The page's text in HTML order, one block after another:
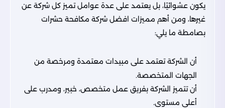
يكون عشوائيًا، بل يعتمد على عدة عوامل تميز كل شركة عن
غيرها، ومن أهم مميزات افضل شركة مكافحة حشرات
بصامطة ما يلي:
أن الشركة تعتمد على مبيدات معتمدة ومرخصة من
الجهات المتخصصة.
أن تتميز الشركة بفريق عمل متخصص، خبير، ومدرب على
أعلى مستوى.